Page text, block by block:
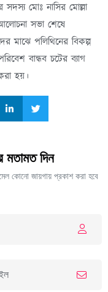
সদস্য মোঃ নাসির মোল্লা
সভা শেষে
মাঝে পলিথিনের বিকল্প
বান্ধব চটের ব্যাগ
হয়।
মতামত দিন
কোনো জায়গায় প্রকাশ করা হবে